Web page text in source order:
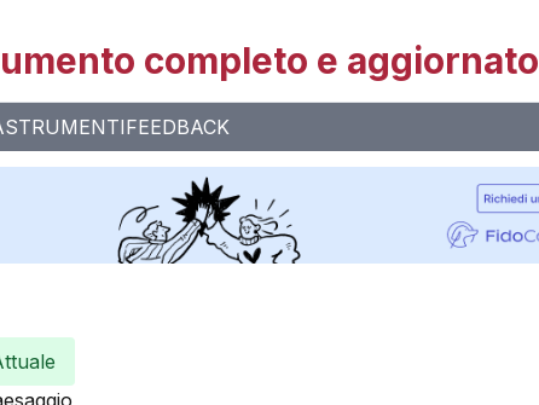
completo e aggiornato
STRUMENTIFEEDBACK